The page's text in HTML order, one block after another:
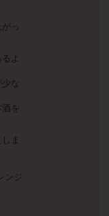
っ
よ
な
を
ま
ンジ